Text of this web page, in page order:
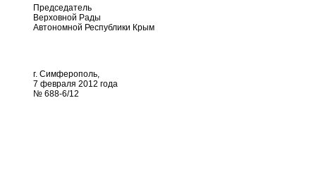
Председатель
Верховной Рады
Автономной Республики Крым
г. Симферополь,
7 февраля 2012 года
№ 688-6/12